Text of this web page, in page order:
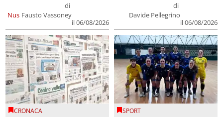
Nus
di
Fausto Vassoney
il 06/08/2026
di
Davide Pellegrino
il 06/08/2026
CRONACA SPORT